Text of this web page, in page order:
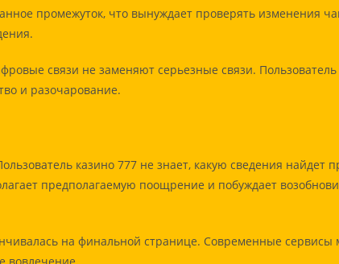
промежуток, что вынуждает проверять изменения
связи не заменяют серьезные связи.
и разочарование.
казино 777 не знает, какую сведения найдет
предполагаемую поощрение и побуждает
на финальной странице. Современные сервисы